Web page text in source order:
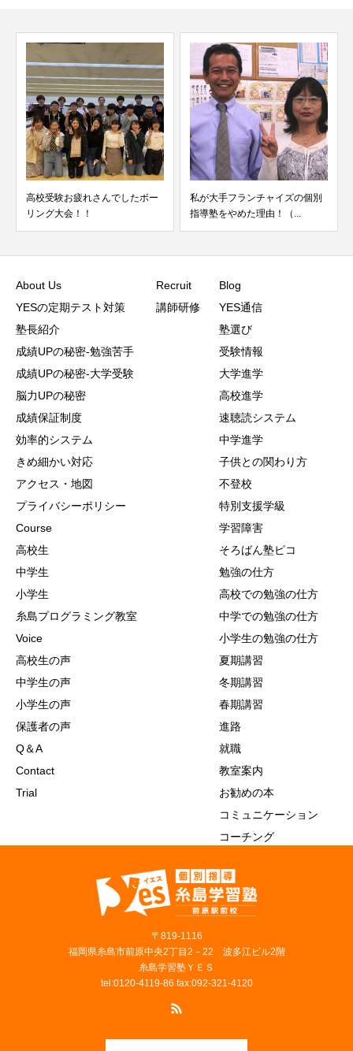
さんでしたボー
私が大手フランチャイズの個別
指導塾をやめた理由！（...
国語の偏差値が２
アップしました＾
About Us
YESの定期テスト対策
塾長紹介
成績UPの秘密-勉強苦手
成績UPの秘密-大学受験
脳力UPの秘密
成績保証制度
効率的システム
きめ細かい対応
アクセス・地図
プライバシーポリシー
Course
高校生
中学生
小学生
糸島プログラミング教室
Voice
高校生の声
中学生の声
小学生の声
保護者の声
Q＆A
Contact
Trial
Recruit
講師研修
Blog
YES通信
塾選び
受験情報
大学進学
高校進学
速聴読システム
中学進学
子供との関わり方
不登校
特別支援学級
学習障害
そろばん塾ピコ
勉強の仕方
高校での勉強の仕方
中学での勉強の仕方
小学生の勉強の仕方
夏期講習
冬期講習
春期講習
進路
就職
教室案内
お勧めの本
コミュニケーション
コーチング
〒819‐1116
福岡県糸島市前原中央2丁目2－22 波多江ビル2階
糸島学習塾ＹＥＳ
tel:0120-4119-86 fax:092-321-4120